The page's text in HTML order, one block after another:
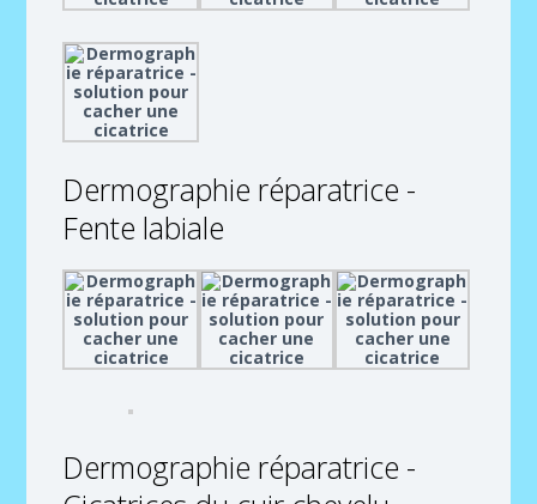
Dermographie réparatrice -
Fente labiale
Dermographie réparatrice -